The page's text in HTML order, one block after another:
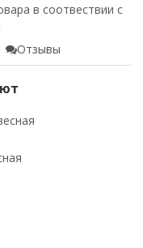
в соотвествии с
Отзывы